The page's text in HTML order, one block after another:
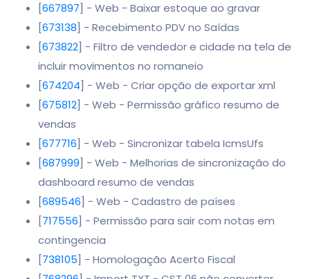
[667897] - Web - Baixar estoque ao gravar
[673138] - Recebimento PDV no Saídas
[673822] - Filtro de vendedor e cidade na tela de
incluir movimentos no romaneio
[674204] - Web - Criar opção de exportar xml
[675812] - Web - Permissão gráfico resumo de
vendas
[677716] - Web - Sincronizar tabela IcmsUfs
[687999] - Web - Melhorias de sincronização do
dashboard resumo de vendas
[689546] - Web - Cadastro de países
[717556] - Permissão para sair com notas em
contingencia
[738105] - Homologação Acerto Fiscal